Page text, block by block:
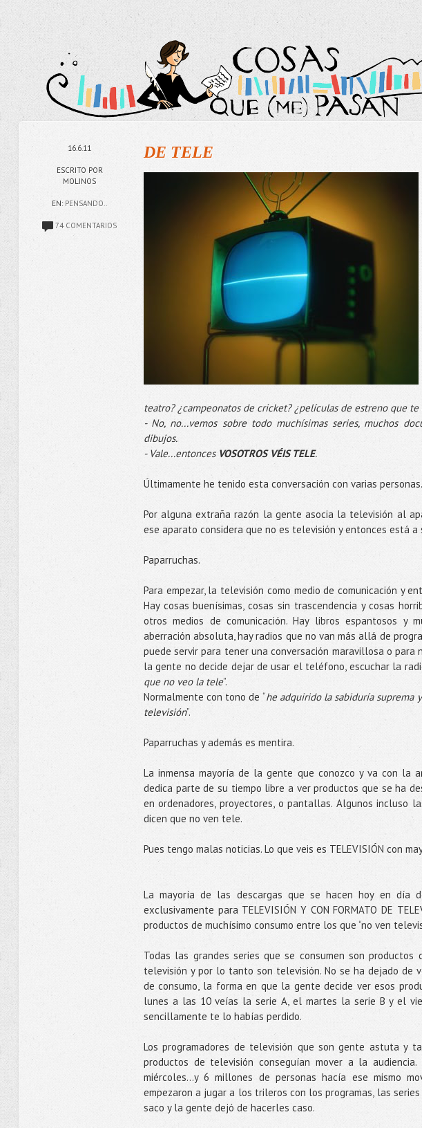
16.6.11
ESCRITO POR
MOLINOS
EN: PENSANDO..
74 COMENTARIOS
DE TELE
teatro? ¿campeonatos de cricket? ¿películas de estreno que
- No, no...vemos sobre todo muchísimas series, muchos
dibujos.
- Vale...entonces VOSOTROS VÉIS TELE.
Últimamente he tenido esta conversación con varias personas.
Por alguna extraña razón la gente asocia la televisión al
ese aparato considera que no es televisión y entonces está
Paparruchas.
Para empezar, la televisión como medio de comunicación y
Hay cosas buenísimas, cosas sin trascendencia y cosas
otros medios de comunicación. Hay libros espantosos y
aberración absoluta, hay radios que no van más allá de
puede servir para tener una conversación maravillosa o para
la gente no decide dejar de usar el teléfono, escuchar la
que no veo la tele”.
Normalmente con tono de “he adquirido la sabiduría suprema
televisión”.
Paparruchas y además es mentira.
La inmensa mayoría de la gente que conozco y va con la
dedica parte de su tiempo libre a ver productos que se ha
en ordenadores, proyectores, o pantallas. Algunos incluso
dicen que no ven tele.
Pues tengo malas noticias. Lo que veis es TELEVISIÓN con
La mayoría de las descargas que se hacen hoy en día
exclusivamente para TELEVISIÓN Y CON FORMATO DE
productos de muchísimo consumo entre los que “no ven
Todas las grandes series que se consumen son productos
televisión y por lo tanto son televisión. No se ha dejado de
de consumo, la forma en que la gente decide ver esos
lunes a las 10 veías la serie A, el martes la serie B y el
sencillamente te lo habías perdido.
Los programadores de televisión que son gente astuta y
productos de televisión conseguían mover a la
miércoles...y 6 millones de personas hacía ese mismo
empezaron a jugar a los trileros con los programas, las
saco y la gente dejó de hacerles caso.